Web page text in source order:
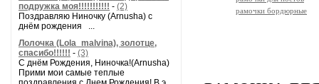
подружка моя!!!!!!!!!!! - (2)
Поздравляю Ниночку (Arnusha) с
днём рождения ...
Лолочка (Lola_malvina), золотце,
спасибо!!!!!! - (3)
С днём Рождения, Ниночка!(Аrnusha)
Прими мои самые теплые
рамочки бордюрные